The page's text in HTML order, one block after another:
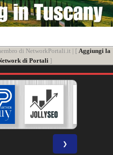
di NetworkPortali.it | [ Aggiungi la
di Portali ]
❯